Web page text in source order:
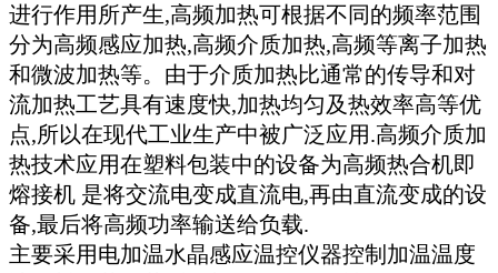
进行作用所产生,高频加热可根据不同的频率范围
分为高频感应加热,高频介质加热,高频等离子加热
和微波加热等。由于介质加热比通常的传导和对
流加热工艺具有速度快,加热均匀及热效率高等优
点,所以在现代工业生产中被广泛应用.高频介质加
热技术应用在塑料包装中的设备为高频热合机即
熔接机 是将交流电变成直流电,再由直流变成的设
备,最后将高频功率输送给负载.
主要采用电加温水晶感应温控仪器控制加温温度